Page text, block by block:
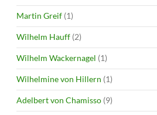
Martin Greif (1)
Wilhelm Hauff (2)
Wilhelm Wackernagel (1)
Wilhelmine von Hillern (1)
Adelbert von Chamisso (9)